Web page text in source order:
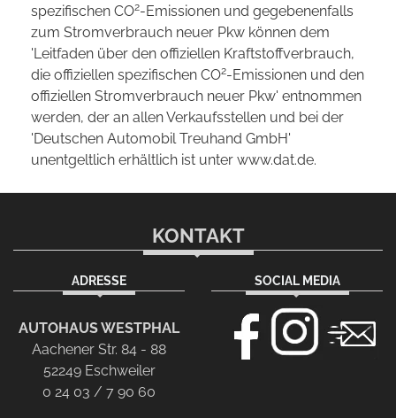
spezifischen CO2-Emissionen und gegebenenfalls
zum Stromverbrauch neuer Pkw können dem
'Leitfaden über den offiziellen Kraftstoffverbrauch,
die offiziellen spezifischen CO2-Emissionen und den
offiziellen Stromverbrauch neuer Pkw' entnommen
werden, der an allen Verkaufsstellen und bei der
'Deutschen Automobil Treuhand GmbH'
unentgeltlich erhältlich ist unter www.dat.de.
KONTAKT
ADRESSE
AUTOHAUS WESTPHAL
Aachener Str. 84 - 88
52249 Eschweiler
0 24 03 / 7 90 60
SOCIAL MEDIA